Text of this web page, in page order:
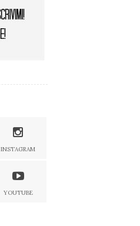
INSTAGRAM
YOUTUBE